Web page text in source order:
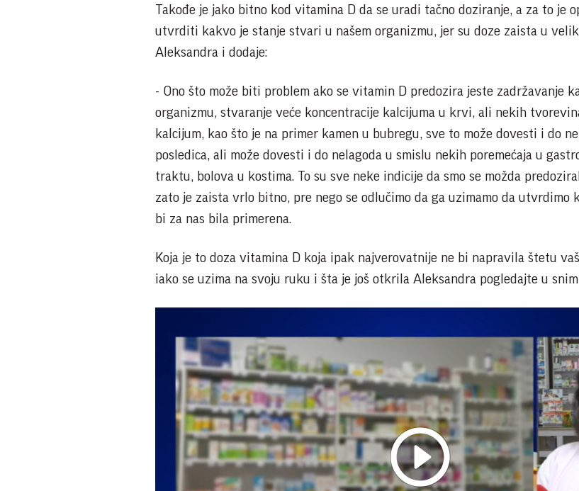
Takođe je jako bitno kod vitamina D da se uradi tačno doziranje, a za to je
utvrditi kakvo je stanje stvari u našem organizmu, jer su doze zaista u
Aleksandra i dodaje:
- Ono što može biti problem ako se vitamin D predozira jeste zadržavanje
organizmu, stvaranje veće koncentracije kalcijuma u krvi, ali nekih
kalcijum, kao što je na primer kamen u bubregu, sve to može dovesti i do
posledica, ali može dovesti i do nelagoda u smislu nekih poremećaja u
traktu, bolova u kostima. To su sve neke indicije da smo se možda
zato je zaista vrlo bitno, pre nego se odlučimo da ga uzimamo da utvrdimo
bi za nas bila primerena.
Koja je to doza vitamina D koja ipak najverovatnije ne bi napravila štetu
iako se uzima na svoju ruku i šta je još otkrila Aleksandra pogledajte u